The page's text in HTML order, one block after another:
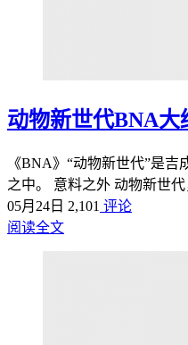
动物新世代BNA
《BNA》“动物新世代”是
之中。 意料之外 动物新世代
05月24日 2,101 评论
阅读全文